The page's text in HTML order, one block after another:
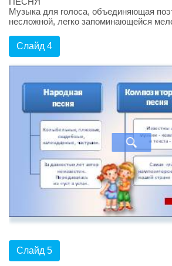
Музыка для голоса, объединяющая
несложной, легко запоминающейся
Слайд 4
Слайд 5